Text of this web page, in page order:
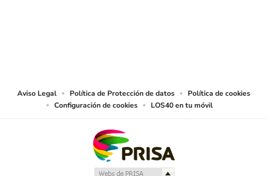
Aviso Legal Política de Protección de datos
Política de cookies
Configuración de cookies
LOS40 en tu móvil